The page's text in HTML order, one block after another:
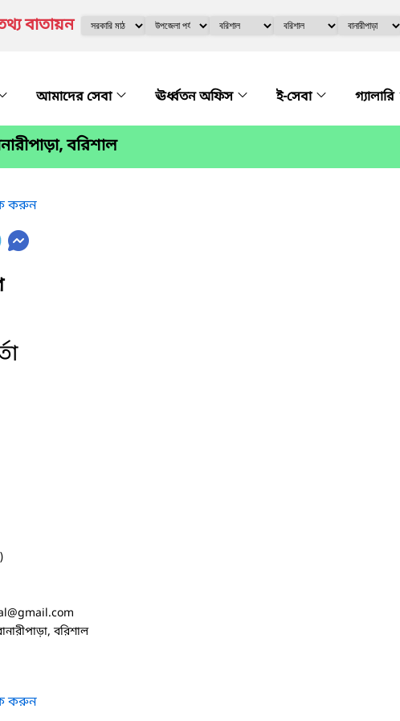
বাতায়ন
আমাদের সেবা ঊর্ধ্বতন অফিস ই-সেবা গ্যালারি
বরিশাল
করুন
@gmail.com
বরিশাল
করুন